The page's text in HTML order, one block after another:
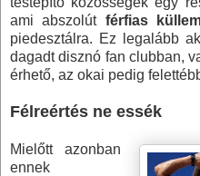
ami abszolút férfias
piedesztálra. Ez legalább
dagadt disznó fan clubban,
érhető, az okai pedig
Félreértés ne essék
Mielőtt azonban
ennek